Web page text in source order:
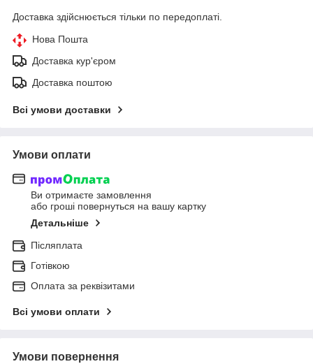
Доставка здійснюється тільки по передоплаті.
Нова Пошта
Доставка кур'єром
Доставка поштою
Всі умови доставки
Умови оплати
Ви отримаєте замовлення
або гроші повернуться на вашу картку
Детальніше
Післяплата
Готівкою
Оплата за реквізитами
Всі умови оплати
Умови повернення